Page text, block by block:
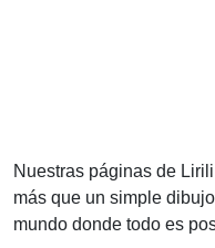
Nuestras páginas de
más que un simple
mundo donde todo es